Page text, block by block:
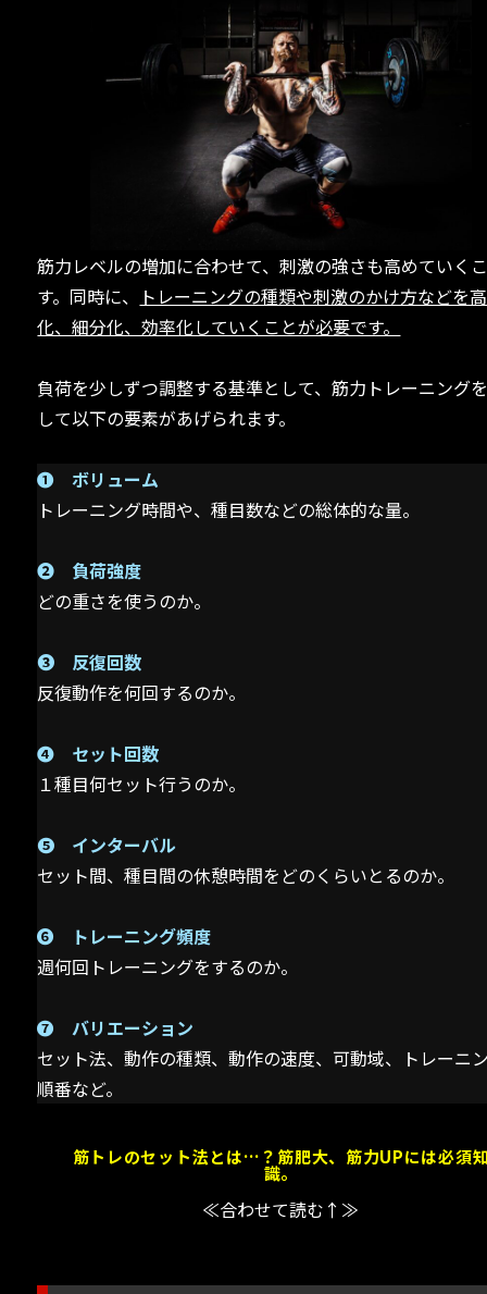
筋力レベルの増加に合わせて、刺激の強さも高めていく
す。同時に、
トレーニングの種類や刺激のかけ方などを
化、細分化、効率化していくことが必要です。
負荷を少しずつ調整する基準として、筋力トレーニング
して以下の要素があげられます。
➊ ボリューム
トレーニング時間や、種目数などの総体的な量。
➋ 負荷強度
どの重さを使うのか。
➌ 反復回数
反復動作を何回するのか。
➍ セット回数
１種目何セット行うのか。
➎ インターバル
セット間、種目間の休憩時間をどのくらいとるのか。
➏ トレーニング頻度
週何回トレーニングをするのか。
➐ バリエーション
セット法、動作の種類、動作の速度、可動域、トレーニ
順番など。
筋トレのセット法とは…？筋肥大、筋力UPには必須
識。
≪合わせて読む↑≫